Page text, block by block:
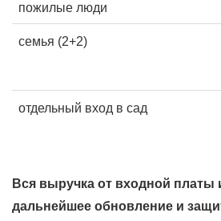
пожилые люди
семья (2+2)
отдельный вход в сад
Вся выручка от входной платы
дальнейшее обновление и